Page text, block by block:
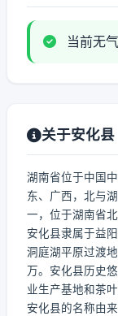
当前无
关于安化县
湖南省位于中国
东、广西，北与
一，位于湖南省
安化县隶属于益
洞庭湖平原过渡
万。安化县历史
业生产基地和茶叶
安化县的名称由